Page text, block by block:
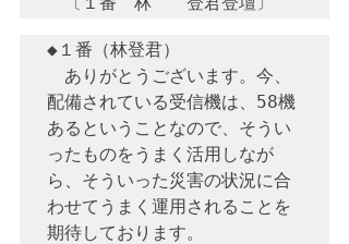
◆１番（林登君）
ありがとうございます。今、
配備されている受信機は、58機
あるということなので、そうい
ったものをうまく活用しなが
ら、そういった災害の状況に合
わせてうまく運用されることを
期待しております。